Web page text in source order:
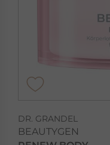
DR. GRANDEL
BEAUTYGEN